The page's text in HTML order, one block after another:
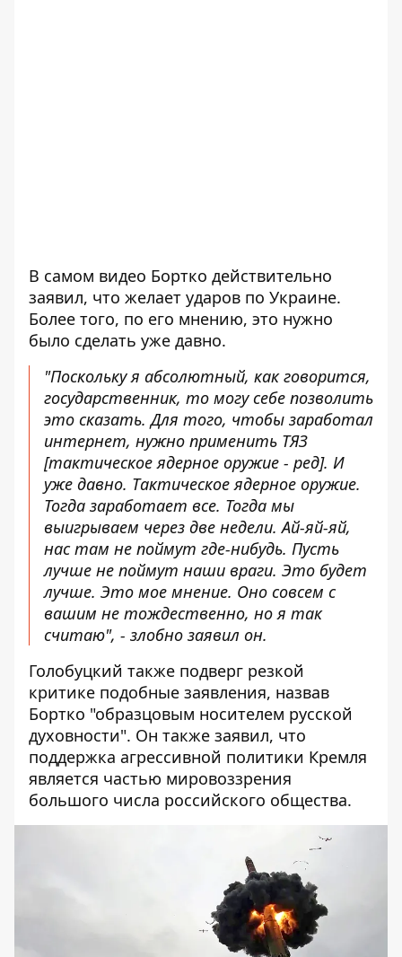
В самом видео Бортко действительно
заявил, что желает ударов по Украине.
Более того, по его мнению, это нужно
было сделать уже давно.
"Поскольку я абсолютный, как говорится,
государственник, то могу себе позволить
это сказать. Для того, чтобы заработал
интернет, нужно применить ТЯЗ
[тактическое ядерное оружие - ред]. И
уже давно. Тактическое ядерное оружие.
Тогда заработает все. Тогда мы
выигрываем через две недели. Ай-яй-яй,
нас там не поймут где-нибудь. Пусть
лучше не поймут наши враги. Это будет
лучше. Это мое мнение. Оно совсем с
вашим не тождественно, но я так
считаю", - злобно заявил он.
Голобуцкий также подверг резкой
критике подобные заявления, назвав
Бортко "образцовым носителем русской
духовности". Он также заявил, что
поддержка агрессивной политики Кремля
является частью мировоззрения
большого числа российского общества.